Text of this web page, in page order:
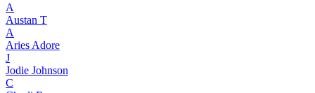
A
Austan T
A
Aries Adore
J
Jodie Johnson
C